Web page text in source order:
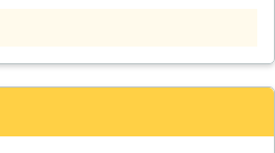
ご安心ください。 是非、この機会
当社へ鍵のご用命ください!!お電話
フリーダイヤル「0120-830-863」
らいいか頭を抱えてしまうのではな